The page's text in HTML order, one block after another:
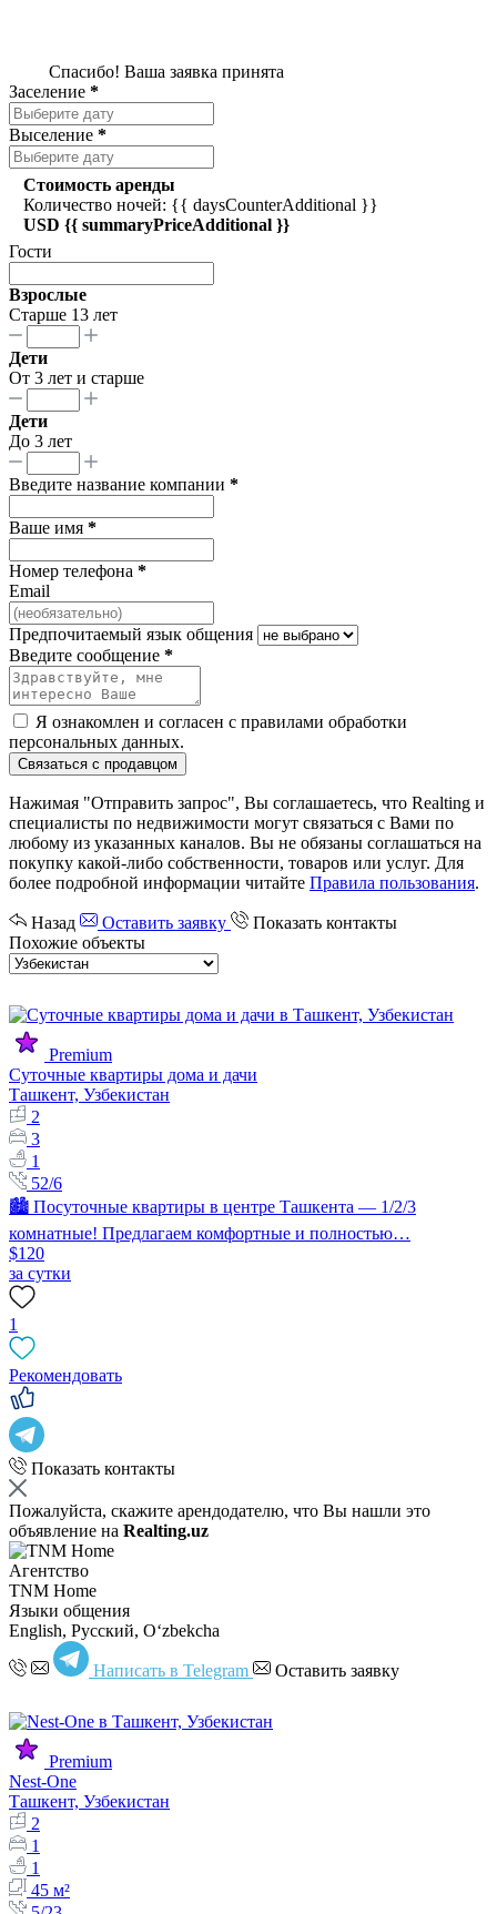
Спасибо! Ваша заявка принята
Заселение *
Выселение *
Стоимость аренды
Количество ночей: {{ daysCounterAdditional }}
USD {{ summaryPriceAdditional }}
Гости
Взрослые
Старше 13 лет
Дети
От 3 лет и старше
Дети
До 3 лет
Введите название компании *
Ваше имя *
Номер телефона *
Email
Предпочитаемый язык общения
Введите сообщение *
Я ознакомлен и согласен с правилами обработки
персональных данных.
Связаться с продавцом
Нажимая "Отправить запрос", Вы соглашаетесь, что Realting и
специалисты по недвижимости могут связаться с Вами по
любому из указанных каналов. Вы не обязаны соглашаться на
покупку какой-либо собственности, товаров или услуг. Для
более подробной информации читайте Правила пользования.
Назад Оставить заявку
Показать контакты
Похожие объекты
Premium
Суточные квартиры дома и дачи
Ташкент, Узбекистан
2
3
1
52/6
🏙 Посуточные квартиры в центре Ташкента — 1/2/3
комнатные! Предлагаем комфортные и полностью…
$120
за сутки
1
Рекомендовать
Показать контакты
Пожалуйста, скажите арендодателю, что Вы нашли это
объявление на Realting.uz
Агентство
TNM Home
Языки общения
English, Русский, Oʻzbekcha
Написать в Telegram Оставить заявку
Premium
Nest-One
Ташкент, Узбекистан
2
1
1
45 м²